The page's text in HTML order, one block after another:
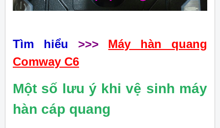
Tìm hiểu >>> Máy hàn quang
Comway C6
Một số lưu ý khi vệ sinh máy
hàn cáp quang